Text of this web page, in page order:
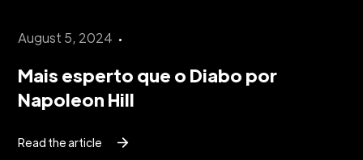
August 5, 2024
Mais esperto que o Diabo por
Napoleon Hill
Read the article